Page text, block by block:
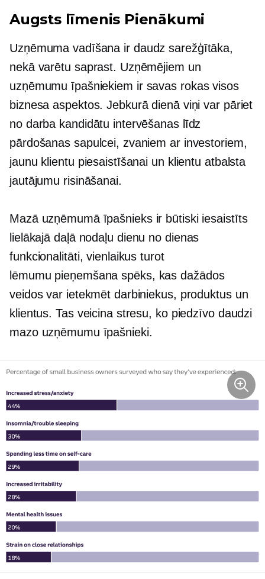
Augsts līmenis Pienākumi
Uzņēmuma vadīšana ir daudz sarežģītāka,
nekā varētu saprast. Uzņēmējiem un
uzņēmumu īpašniekiem ir savas rokas visos
biznesa aspektos. Jebkurā dienā viņi var pāriet
no darba kandidātu intervēšanas līdz
pārdošanas sapulcei, zvaniem ar investoriem,
jaunu klientu piesaistīšanai un klientu atbalsta
jautājumu risināšanai.
Mazā uzņēmumā īpašnieks ir būtiski iesaistīts
lielākajā daļā nodaļu dienu no dienas
funkcionalitāti, vienlaikus turot
lēmumu pieņemšana spēks, kas dažādos
veidos var ietekmēt darbiniekus, produktus un
klientus. Tas veicina stresu, ko piedzīvo daudzi
mazo uzņēmumu īpašnieki.